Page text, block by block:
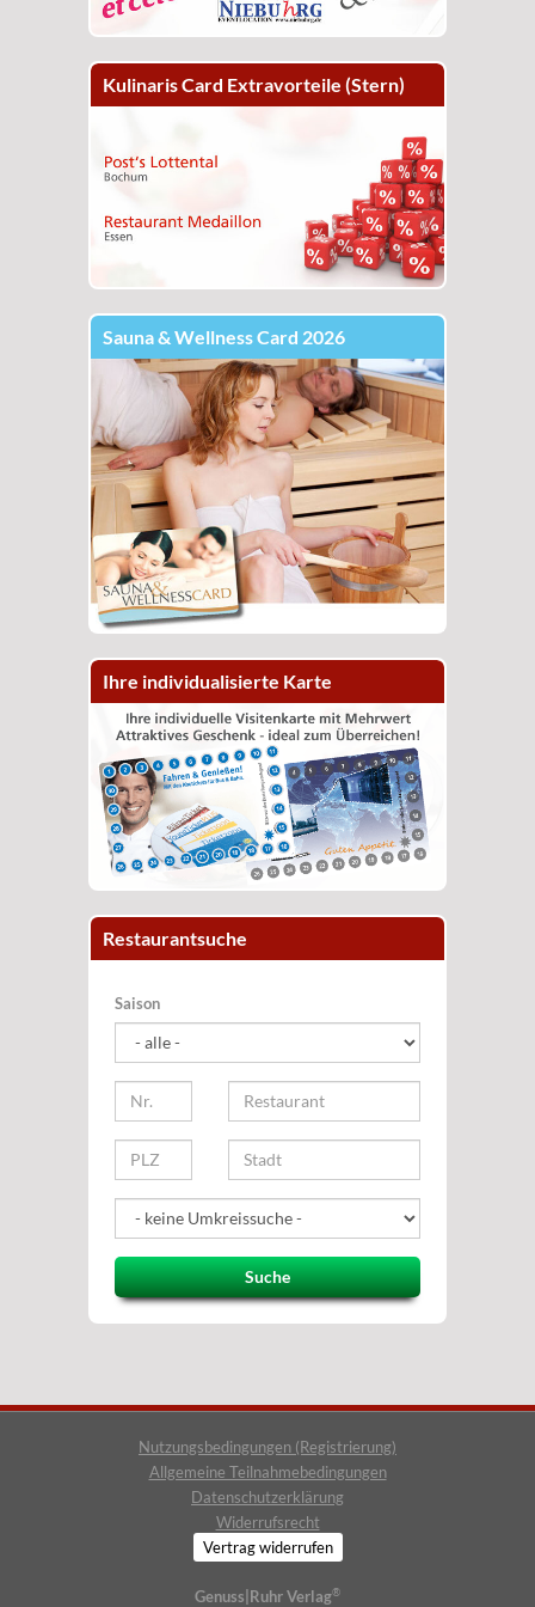
Kulinaris Card Extravorteile (Stern)
Sauna & Wellness Card 2026
Ihre individualisierte Karte
Restaurantsuche
Saison
Suche
Nutzungsbedingungen (Registrierung)
Allgemeine Teilnahmebedingungen
Datenschutzerklärung
Widerrufsrecht
Vertrag widerrufen
Genuss|Ruhr Verlag®